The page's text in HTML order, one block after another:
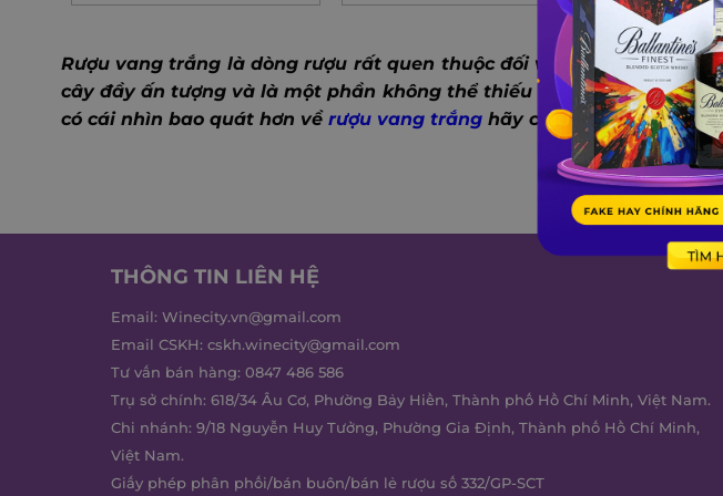
Rượu vang trắng là dòng rượu rất quen thuộc đối với người yêu
cây đầy ấn tượng và là một phần không thể thiếu trong những bữa
có cái nhìn bao quát hơn về rượu vang trắnghãy cùng Winecity vén
THÔNG TIN LIÊN HỆ
Email: Winecity.vn@gmail.com
Email CSKH: cskh.winecity@gmail.com
Tư vấn bán hàng: 0847 486 586
Trụ sở chính: 618/34 Âu Cơ, Phường Bảy Hiền, Thành phố Hồ Chí Minh, Việt Nam.
Chi nhánh: 9/18 Nguyễn Huy Tưởng, Phường Gia Định, Thành phố Hồ Chí Minh,
Việt Nam.
Giấy phép phân phối/bán buôn/bán lẻ rượu số 332/GP-SCT